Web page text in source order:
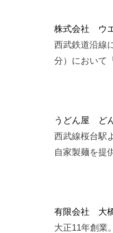
株式会社 ウ
西武鉄道沿線
分）において
うどん屋 ど
西武線桜台駅
自家製麺を提
有限会社 大
大正11年創業